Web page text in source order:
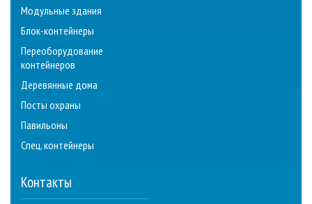
Модульные здания
Блок-контейнеры
Переоборудование
контейнеров
Деревянные дома
Посты охраны
Павильоны
Спец. контейнеры
Контакты